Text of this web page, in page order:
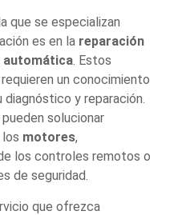
que se especializan
es en la reparación
automática. Estos
un conocimiento
y reparación.
solucionar
motores,
los controles remotos o
de seguridad.
que ofrezca